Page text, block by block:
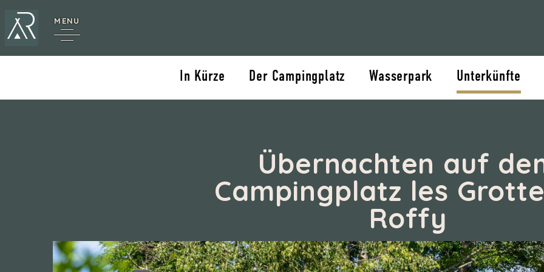
MENU
In Kürze Der Campingplatz Wasserpark Unterkünfte
Übernachten auf
Campingplatz les
Roffy